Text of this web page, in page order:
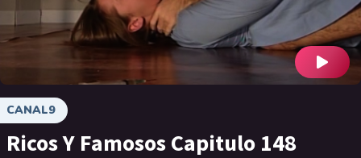
CANAL9
Ricos Y Famosos Capitulo 148